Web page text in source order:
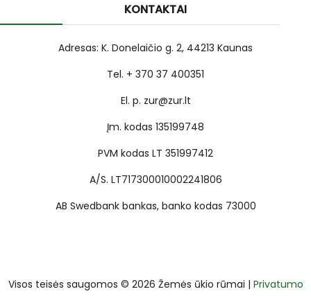
KONTAKTAI
Adresas: K. Donelaičio g. 2, 44213 Kaunas
Tel. + 370 37 400351
El. p. zur@zur.lt
Įm. kodas 135199748
PVM kodas LT 351997412
A/S. LT717300010002241806
AB Swedbank bankas, banko kodas 73000
Visos teisės saugomos © 2026 Žemės ūkio rūmai | Privatumo